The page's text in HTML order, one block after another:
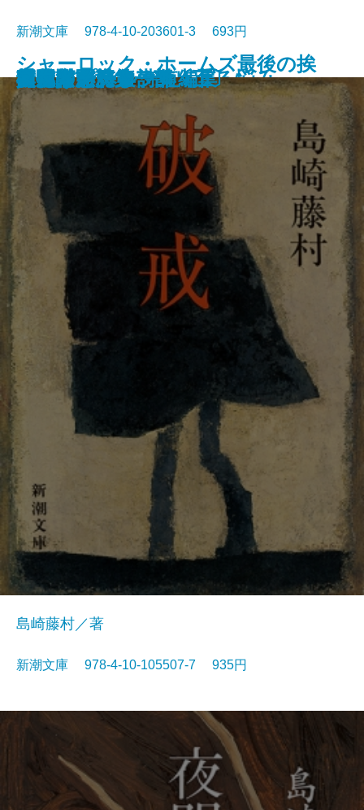
春の城
桜の実の熟する時
千曲川のスケッチ
シャーロック・ホームズ最後の挨
拶
人間の土地
クヌルプ
夜明け前 第二部〔下〕
夜明け前 第二部〔上〕
小さき者へ・生れ出づる悩み
哲学入門
新潮文庫 978-4-10-203601-3 693円
破戒
島崎藤村／著
新潮文庫 978-4-10-105507-7 935円
夜明け前 第一部〔上〕
夜明け前 第一部〔下〕
肉体の悪魔
青春は美わし
コクトー詩集
アポリネール詩集
人生論ノート
異邦人
スタインベック短編集